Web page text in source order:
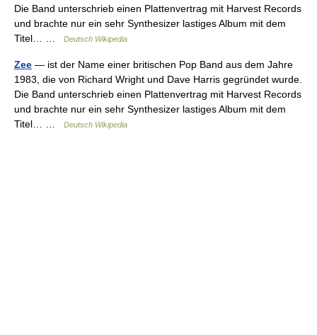
Die Band unterschrieb einen Plattenvertrag mit Harvest Records
und brachte nur ein sehr Synthesizer lastiges Album mit dem
Titel… …
Deutsch Wikipedia
Zee — ist der Name einer britischen Pop Band aus dem Jahre
1983, die von Richard Wright und Dave Harris gegründet wurde.
Die Band unterschrieb einen Plattenvertrag mit Harvest Records
und brachte nur ein sehr Synthesizer lastiges Album mit dem
Titel… …
Deutsch Wikipedia